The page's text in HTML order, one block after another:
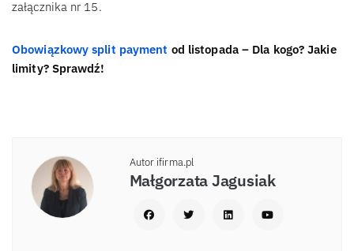
załącznika nr 15.
Obowiązkowy split payment od listopada – Dla kogo? Jakie
limity? Sprawdź!
Autor ifirma.pl
Małgorzata Jagusiak